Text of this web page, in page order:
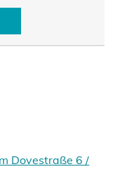
Dovestraße 6 /